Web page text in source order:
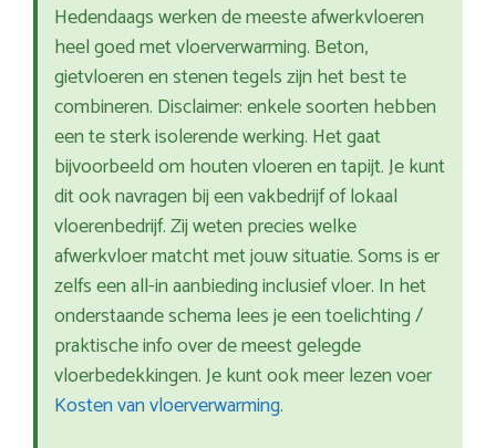
Hedendaags werken de meeste afwerkvloeren
heel goed met vloerverwarming. Beton,
gietvloeren en stenen tegels zijn het best te
combineren. Disclaimer: enkele soorten hebben
een te sterk isolerende werking. Het gaat
bijvoorbeeld om houten vloeren en tapijt. Je kunt
dit ook navragen bij een vakbedrijf of lokaal
vloerenbedrijf. Zij weten precies welke
afwerkvloer matcht met jouw situatie. Soms is er
zelfs een all-in aanbieding inclusief vloer. In het
onderstaande schema lees je een toelichting /
praktische info over de meest gelegde
vloerbedekkingen. Je kunt ook meer lezen voer
Kosten van vloerverwarming.